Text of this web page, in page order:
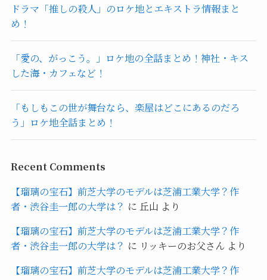
ドラマ「推しの殺人」のロケ地とエキストラ情報まと
め！
「愛の、がっこう。」ロケ地の全話まとめ！神社・キス
した海・カフェなど！
「もしもこの世が舞台なら、楽屋はどこにあるのだろ
う」ロケ地全話まとめ！
Recent Comments
【瑠璃の宝石】前芝大学のモデルは芝浦工業大学？作
者・渋谷圭一郎の大学は？ に 丘山 より
【瑠璃の宝石】前芝大学のモデルは芝浦工業大学？作
者・渋谷圭一郎の大学は？ に リッキーのお父さんより
【瑠璃の宝石】前芝大学のモデルは芝浦工業大学？作